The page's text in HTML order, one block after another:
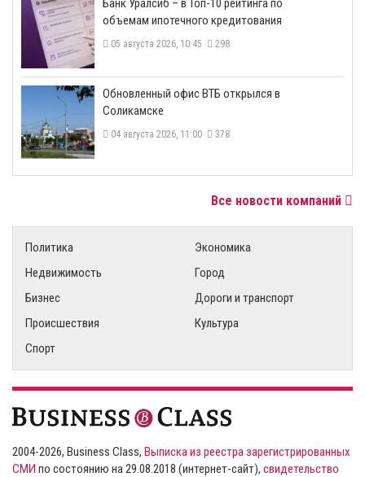
​Банк Уралсиб – в Топ-10 рейтинга по
объемам ипотечного кредитования
05 августа 2026, 10:45 298
​Обновленный офис ВТБ открылся в
Соликамске
04 августа 2026, 11:00 378
Все новости компаний
Политика
Экономика
Недвижимость
Город
Бизнес
Дороги и транспорт
Происшествия
Культура
Спорт
2004-2026, Business Class, Выписка из реестра зарегистрированных
СМИ по состоянию на 29.08.2018 (интернет-сайт), свидетельство